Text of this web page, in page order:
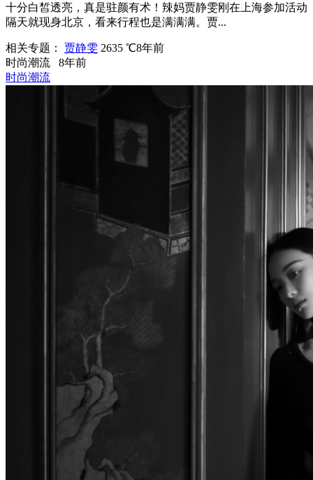
十分白皙透亮，真是驻颜有术！辣妈贾静雯刚在上海参加活动
隔天就现身北京，看来行程也是满满满。贾...
相关专题： 贾静雯 2635 ℃8年前
时尚潮流
8年前
时尚潮流